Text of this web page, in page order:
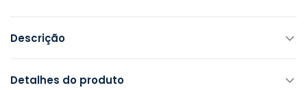
Descrição
Detalhes do produto